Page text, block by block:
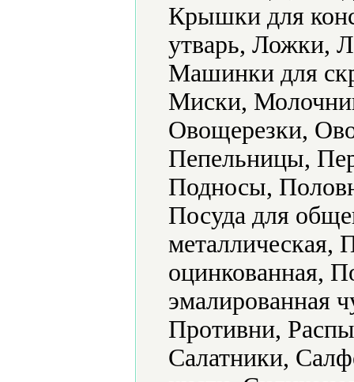
Крышки для
утварь, Ложки,
Машинки для
Миски,
Овощерезки,
Пепельницы,
Подносы,
Посуда для
металлическая,
оцинкованная,
эмалированная
Противни,
Салатники,